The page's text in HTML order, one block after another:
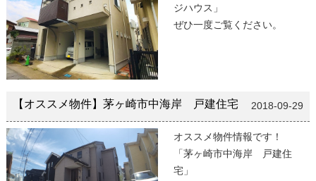
ジハウス」
ぜひ一度ご覧ください。
【オススメ物件】茅ヶ崎市中海岸 戸建住宅 2018-09-29
オススメ物件情報です！
「茅ヶ崎市中海岸 戸建住
宅」